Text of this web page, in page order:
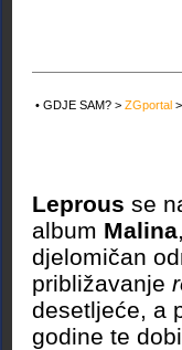
• GDJE SAM? > ZGportal >
Leprous se
album Malina
djelomičan
približavanje
desetljeće, a
godine te